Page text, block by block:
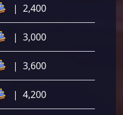
| 2,400
| 3,000
| 3,600
| 4,200